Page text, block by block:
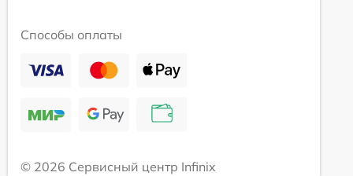
Способы оплаты
© 2026 Сервисный центр Infinix